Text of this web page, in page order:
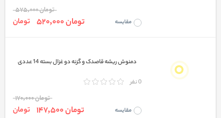
مقایسه
تومان 575,000
تومان 520,000 تومان
دمنوش ریشه قاصدک و گزنه دو غزال بسته 14 عددی
0 نفر
مقایسه
تومان 170,000
تومان 147,500 تومان